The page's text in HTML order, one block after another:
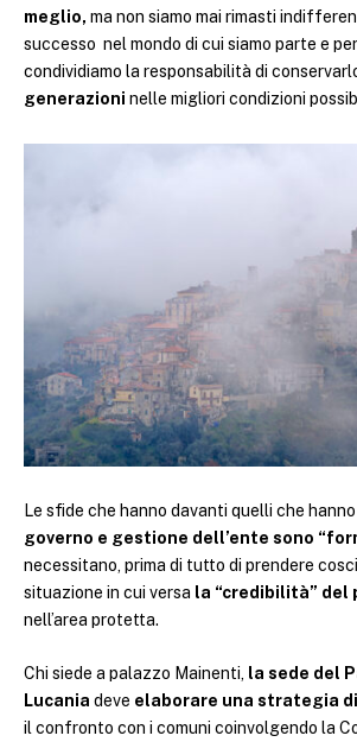
meglio, ma non siamo mai rimasti
successo nel mondo di cui siamo parte e
condividiamo la responsabilità di
generazioni nelle migliori condizioni
Le sfide che hanno davanti quelli che hanno
governo e gestione dell’ente sono
necessitano, prima di tutto di prendere
situazione in cui versa la “credibilità” del
nell’area protetta.
Chi siede a palazzo Mainenti, la sede del
Lucania deve elaborare una strategia
il confronto con i comuni coinvolgendo la